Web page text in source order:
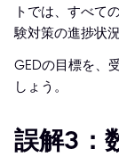
トでは、すべて
験対策の進捗状
GEDの目標を、
しょう。
誤解3：